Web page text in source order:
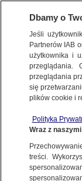
w
Dbamy o
Jeśli
Partnerów IAB
użytkownika i
przeglądania.
przeglądania
się
plików cookie i
Polityka
Wraz z
treści.